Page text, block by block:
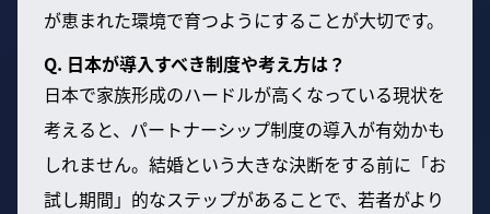
が恵まれた環境で育つようにすることが大切です。
Q. 日本が導入すべき制度や考え方は？
日本で家族形成のハードルが高くなっている現状を
考えると、パートナーシップ制度の導入が有効かも
しれません。結婚という大きな決断をする前に「お
試し期間」的なステップがあることで、若者がより